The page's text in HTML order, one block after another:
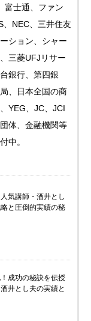
富士通、ファン
、NEC、三井住友
ション、シャー
三菱UFJリサー
銀行、第四銀
、日本全国の商
YEG、JC、JCI
体、金融機関等
中。
気講師・酒井とし
と圧倒的実績の秘
成功の秘訣を伝授
井とし夫の実績と